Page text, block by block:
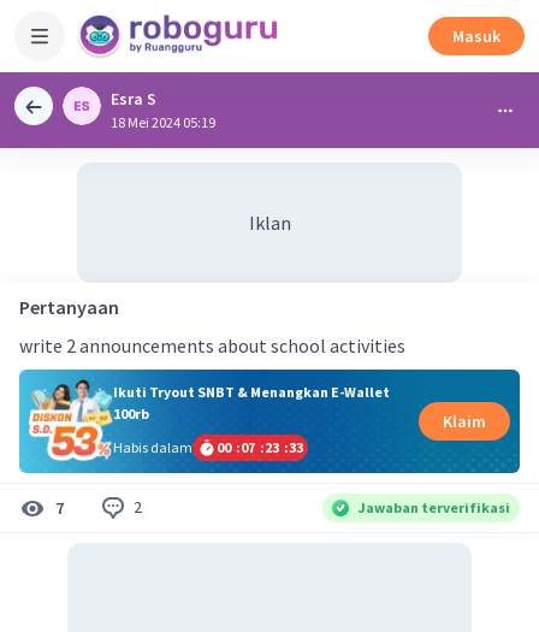
Masuk
Esra S
18 Mei 2024 05:19
Iklan
Pertanyaan
write 2 announcements about school activities
Ikuti Tryout SNBT & Menangkan E-Wallet
100rb
Habis dalam
00 :07 :23 :33
Klaim
7 2 Jawaban terverifikasi